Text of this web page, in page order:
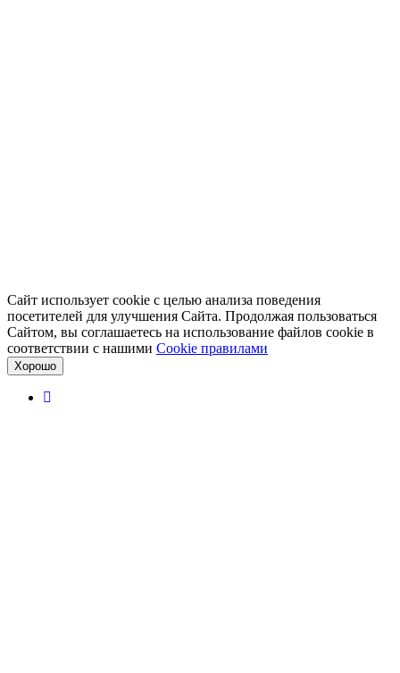
Сайт использует cookie с целью анализа поведения
посетителей для улучшения Сайта. Продолжая пользоваться
Сайтом, вы соглашаетесь на использование файлов cookie в
соответствии с нашими Cookiе правилами
Хорошо